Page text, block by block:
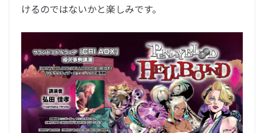
けるのではないかと楽しみです。